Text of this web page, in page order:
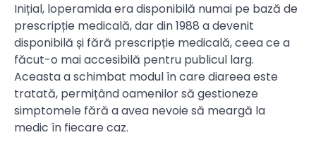
Inițial, loperamida era disponibilă numai pe bază de
prescripție medicală, dar din 1988 a devenit
disponibilă și fără prescripție medicală, ceea ce a
făcut-o mai accesibilă pentru publicul larg.
Aceasta a schimbat modul în care diareea este
tratată, permițând oamenilor să gestioneze
simptomele fără a avea nevoie să meargă la
medic în fiecare caz.